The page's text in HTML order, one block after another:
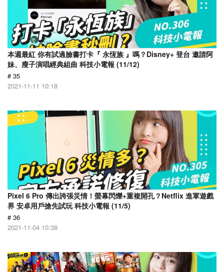
本週最紅 你有試過臉書打卡『 永恆族 』嗎？Disney+ 登台 邀請阿
妹、瘦子演唱經典組曲 科技小電報 (11/12)
# 35
2021-11-11 10:18
Pixel 6 Pro 傳出誇張災情！螢幕閃爍+重複開孔？Netflix 進軍遊戲
界 安卓用戶搶先試玩 科技小電報 (11/5)
# 36
2021-11-04 10:38